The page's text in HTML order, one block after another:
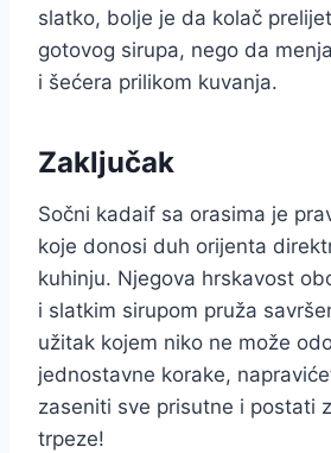
slatko, bolje je da kolač
gotovog sirupa, nego da
i šećera prilikom kuvanja.
Zaključak
Sočni kadaif sa orasima je
koje donosi duh orijenta
kuhinju. Njegova hrskavost
i slatkim sirupom pruža
užitak kojem niko ne može
jednostavne korake,
zaseniti sve prisutne i postati
trpeze!